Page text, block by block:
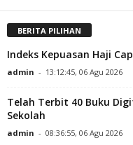
BERITA PILIHAN
Indeks Kepuasan Haji
admin - 13:12:45, 06 Agu 2026
Telah Terbit 40 Buku
Sekolah
admin - 08:36:55, 06 Agu 2026